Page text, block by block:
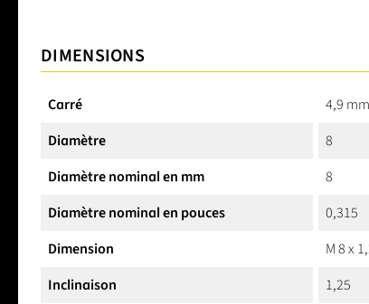
DIMENSIONS
Carré
4,9 mm
Diamètre
8
Diamètre nominal en mm
8
Diamètre nominal en pouces
0,315
Dimension
M 8 x
Inclinaison
1,25